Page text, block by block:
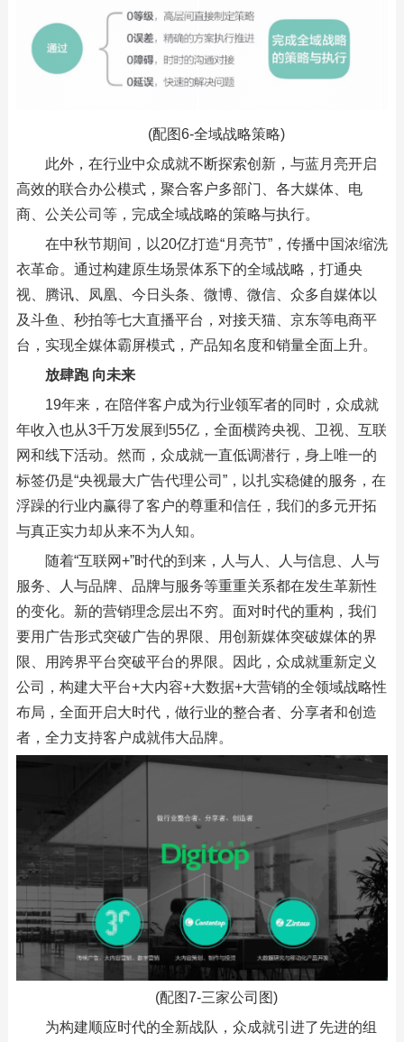
(配图6-全域战略策略)
此外，在行业中众成就不断探索创新，与蓝月亮开启
高效的联合办公模式，聚合客户多部门、各大媒体、电
商、公关公司等，完成全域战略的策略与执行。
在中秋节期间，以20亿打造“月亮节”，传播中国浓缩洗
衣革命。通过构建原生场景体系下的全域战略，打通央
视、腾讯、凤凰、今日头条、微博、微信、众多自媒体以
及斗鱼、秒拍等七大直播平台，对接天猫、京东等电商平
台，实现全媒体霸屏模式，产品知名度和销量全面上升。
放肆跑 向未来
19年来，在陪伴客户成为行业领军者的同时，众成就
年收入也从3千万发展到55亿，全面横跨央视、卫视、互联
网和线下活动。然而，众成就一直低调潜行，身上唯一的
标签仍是“央视最大广告代理公司”，以扎实稳健的服务，在
浮躁的行业内赢得了客户的尊重和信任，我们的多元开拓
与真正实力却从来不为人知。
随着“互联网+”时代的到来，人与人、人与信息、人与
服务、人与品牌、品牌与服务等重重关系都在发生革新性
的变化。新的营销理念层出不穷。面对时代的重构，我们
要用广告形式突破广告的界限、用创新媒体突破媒体的界
限、用跨界平台突破平台的界限。因此，众成就重新定义
公司，构建大平台+大内容+大数据+大营销的全领域战略性
布局，全面开启大时代，做行业的整合者、分享者和创造
者，全力支持客户成就伟大品牌。
(配图7-三家公司图)
为构建顺应时代的全新战队，众成就引进了先进的组